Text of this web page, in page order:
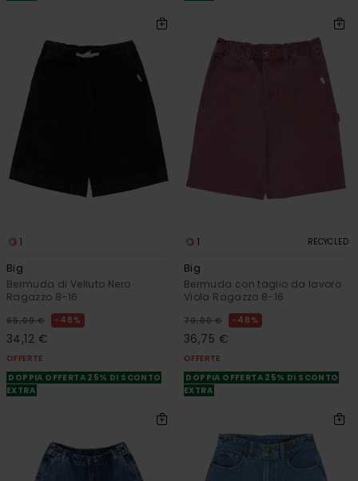
1
Big
Bermuda di Velluto Nero
Ragazzo 8-16
65,00 € 48%
34,12 €
OFFERTE
DOPPIA OFFERTA 25% DI SCONTO
EXTRA
1 RECYCLED
Big
Bermuda con taglio da lavoro
Viola Ragazzo 8-16
70,00 € 48%
36,75 €
OFFERTE
DOPPIA OFFERTA 25% DI SCONTO
EXTRA